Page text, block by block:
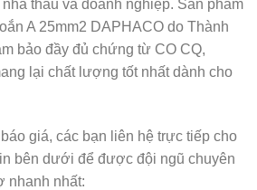
thầu và doanh nghiệp. Sản phẩm
A 25mm2 DAPHACO do Thành
bảo đầy đủ chứng từ CO CQ,
lại chất lượng tốt nhất dành cho
giá, các bạn liên hệ trực tiếp cho
bên dưới để được đội ngũ chuyên
nhanh nhất: